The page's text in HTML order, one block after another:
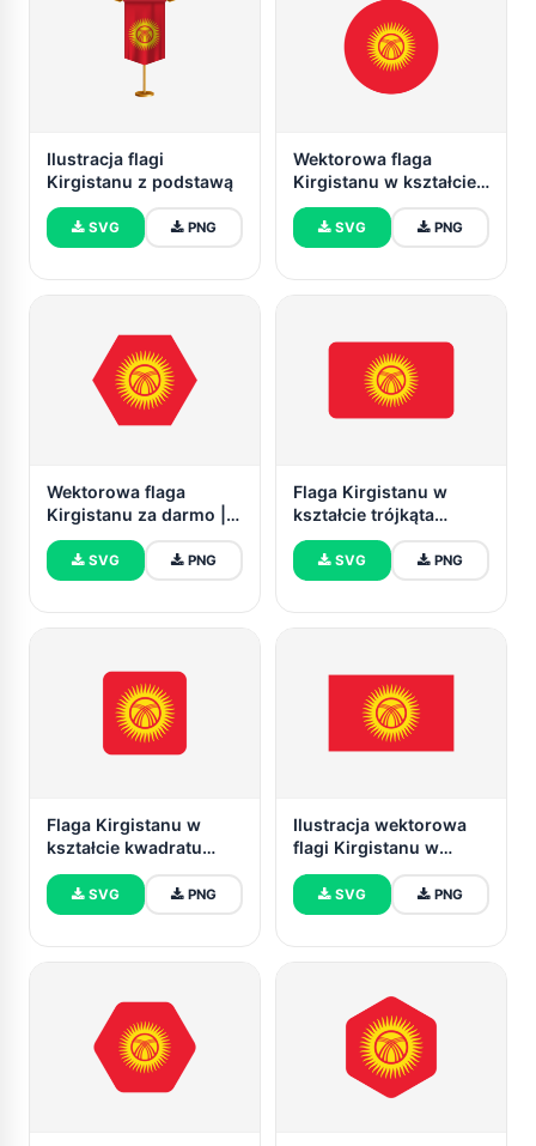
Ilustracja flagi
Kirgistanu z podstawą
SVG PNG
Wektorowa flaga
Kirgistanu w kształcie
okręgu za darmo
SVG PNG
Wektorowa flaga
Kirgistanu za darmo |
SVG i PNG
SVG PNG
Flaga Kirgistanu w
kształcie trójkąta
zaokrąglonego
SVG PNG
Flaga Kirgistanu w
kształcie kwadratu
zaokrąglonego
SVG PNG
Ilustracja wektorowa
flagi Kirgistanu w
kształcie trójkąta
SVG PNG